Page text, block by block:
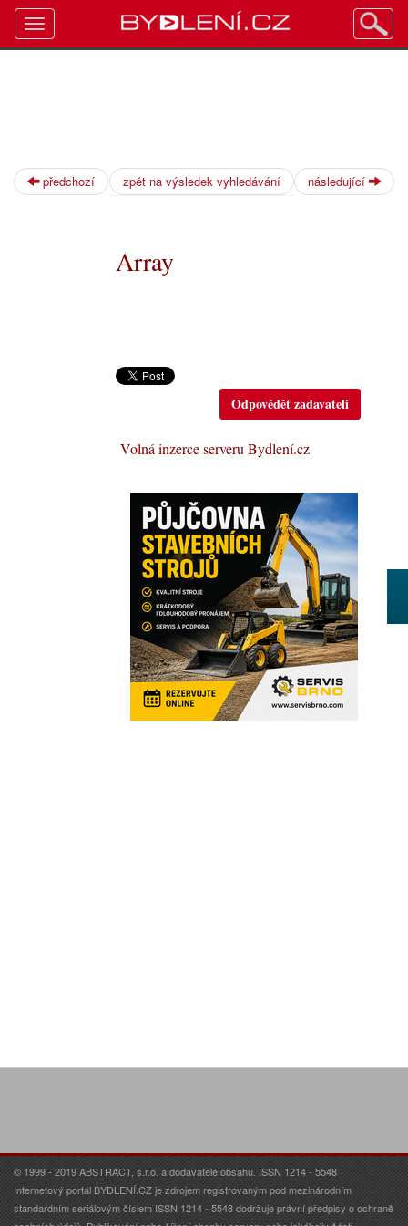
předchozí zpět na výsledek vyhledávání následující
Array
Odpovědět zadavateli
Volná inzerce serveru Bydlení.cz
Toggle
navigation
© 1999 - 2019 ABSTRACT, s.r.o. a dodavatelé obsahu. ISSN 1214 - 5548
Internetový portál BYDLENÍ.CZ je zdrojem registrovaným pod mezinárodním
standardním seriálovým číslem ISSN 1214 - 5548 dodržuje právní předpisy o ochraně